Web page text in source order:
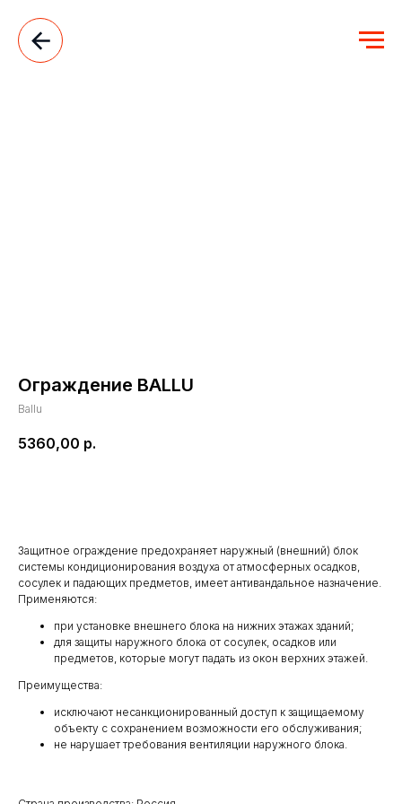
Ограждение BALLU
Ballu
5360,00 р.
Защитное ограждение предохраняет наружный (внешний) блок
системы кондиционирования воздуха от атмосферных осадков,
сосулек и падающих предметов, имеет антивандальное назначение.
Применяются:
при установке внешнего блока на нижних этажах зданий;
для защиты наружного блока от сосулек, осадков или
предметов, которые могут падать из окон верхних этажей.
Преимущества:
исключают несанкционированный доступ к защищаемому
объекту с сохранением возможности его обслуживания;
не нарушает требования вентиляции наружного блока.